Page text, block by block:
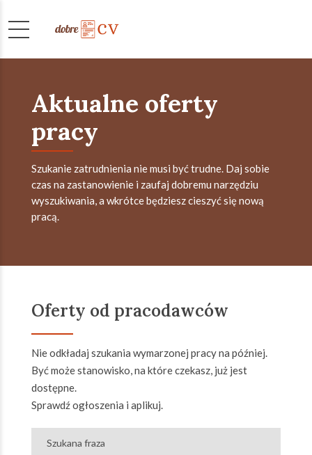
Aktualne oferty
pracy
Szukanie zatrudnienia nie musi być trudne. Daj sobie
czas na zastanowienie i zaufaj dobremu narzędziu
wyszukiwania, a wkrótce będziesz cieszyć się nową
pracą.
Oferty od pracodawców
Nie odkładaj szukania wymarzonej pracy na później.
Być może stanowisko, na które czekasz, już jest
dostępne.
Sprawdź ogłoszenia i aplikuj.